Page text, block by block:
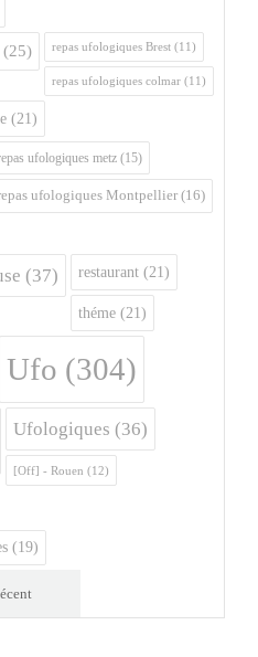
(25) repas ufologiques Brest (11)
repas ufologiques colmar (11)
(21)
ufologiques metz (15)
ufologiques Montpellier (16)
(37) restaurant (21)
théme (21)
Ufo (304)
Ufologiques (36)
[Off] - Rouen (12)
(19)